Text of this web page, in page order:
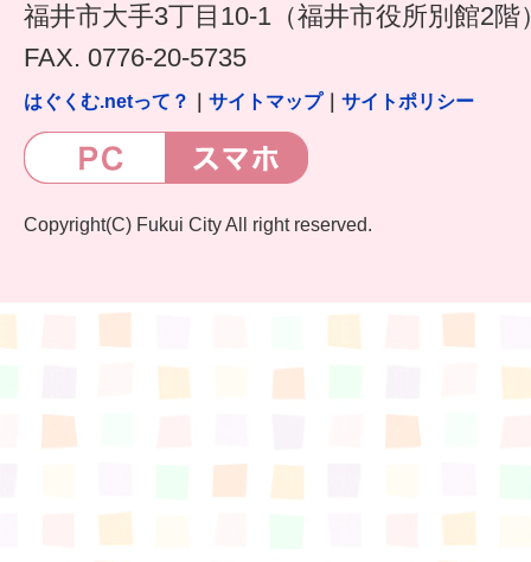
福井市大手3丁目10-1（福井市役所別館2階
FAX. 0776-20-5735
はぐくむ.netって？ サイトマップ｜ サイトポリシー
Copyright(C) Fukui City All right reserved.